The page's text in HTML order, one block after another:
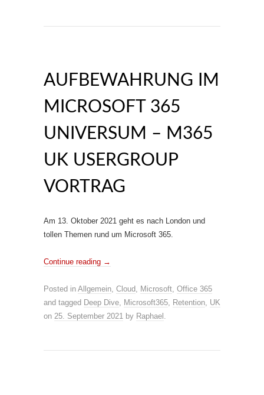
AUFBEWAHRUNG IM
MICROSOFT 365
UNIVERSUM – M365
UK USERGROUP
VORTRAG
Am 13. Oktober 2021 geht es nach London und
tollen Themen rund um Microsoft 365.
Continue reading →
Posted in Allgemein, Cloud, Microsoft, Office 365
and tagged Deep Dive, Microsoft365, Retention, UK
on 25. September 2021 by Raphael .